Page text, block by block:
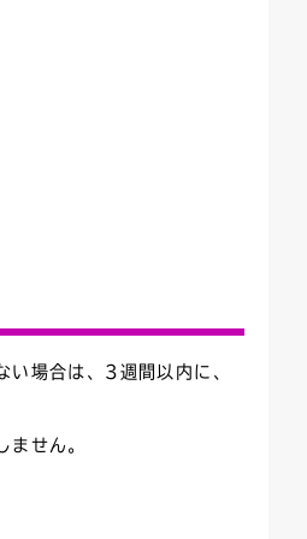
い場合は、3週間以内に、
ません。